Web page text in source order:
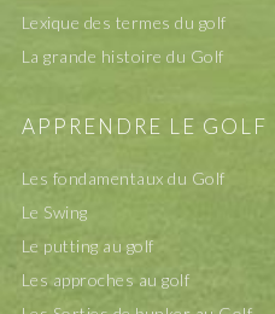
Lexique des termes du golf
La grande histoire du Golf
APPRENDRE LE GOLF
Les fondamentaux du Golf
Le Swing
Le putting au golf
Les approches au golf